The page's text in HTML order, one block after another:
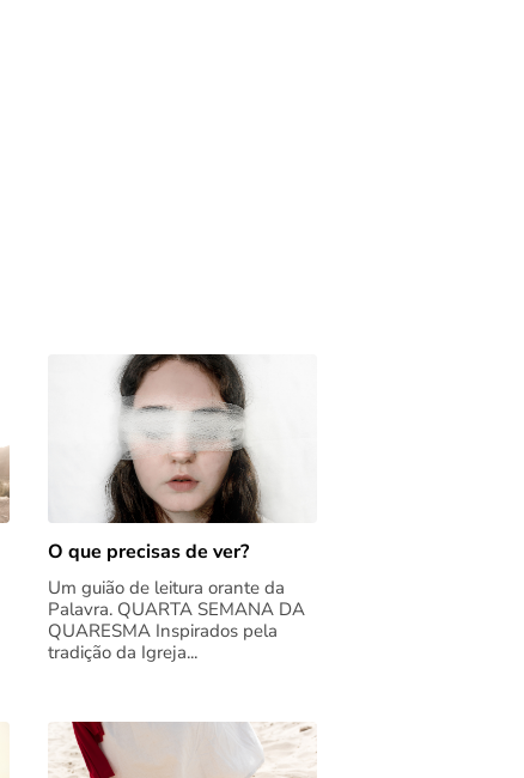
O que precisas de ver?
Um guião de leitura orante da
Palavra. QUARTA SEMANA DA
QUARESMA Inspirados pela
tradição da Igreja...